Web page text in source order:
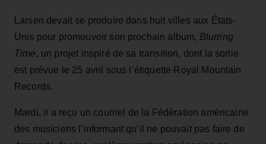
Larsen devait se produire dans huit villes aux États-
Unis pour promouvoir son prochain album, Blurring
Time, un projet inspiré de sa transition, dont la sortie
est prévue le 25 avril sous l’étiquette Royal Mountain
Records.
Mardi, il a reçu un courriel de la Fédération américaine
des musiciens l’informant qu’il ne pouvait pas faire de